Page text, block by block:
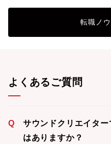
転職ノ
よくあるご質問
Q
サウンドクリエイタ
はありますか？